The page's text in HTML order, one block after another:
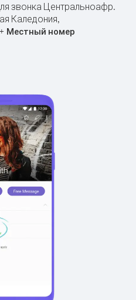
звонка Центральноафр.
Каледония,
+ Местный номер